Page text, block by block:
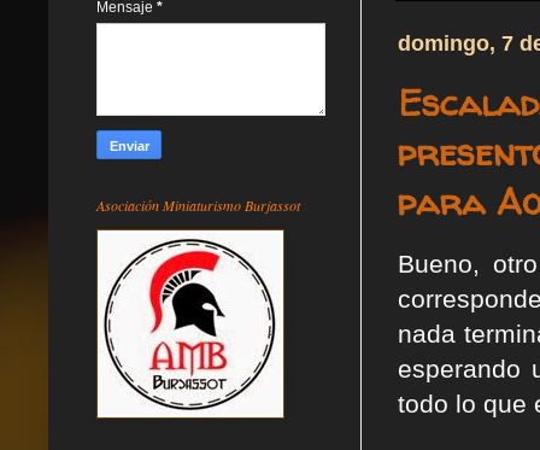
domingo, 7
para
Bueno,
nada
esperando
todo lo que
Mensaje *
Asociación Miniaturismo Burjassot